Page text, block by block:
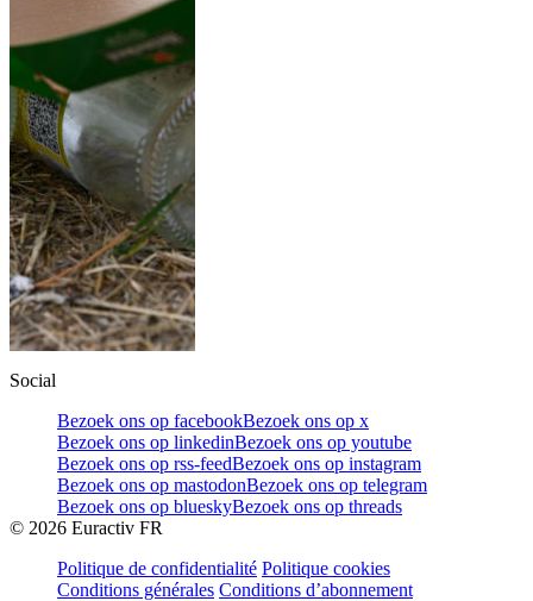
Social
Bezoek ons op facebookBezoek ons op x
Bezoek ons op linkedinBezoek ons op youtube
Bezoek ons op rss-feedBezoek ons op instagram
Bezoek ons op mastodonBezoek ons op telegram
Bezoek ons op blueskyBezoek ons op threads
© 2026 Euractiv FR
Politique de confidentialité Politique cookies
Conditions générales Conditions d’abonnement